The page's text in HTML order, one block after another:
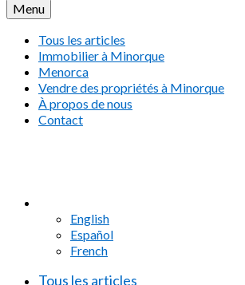
Menu
Tous les articles
Immobilier à Minorque
Menorca
Vendre des propriétés à Minorque
À propos de nous
Contact
English
Español
French
Tous les articles